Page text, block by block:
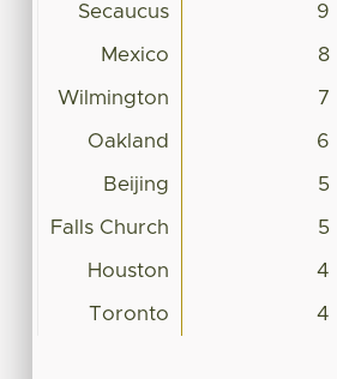
Secaucus 9
Mexico 8
Wilmington 7
Oakland 6
Beijing 5
Falls Church 5
Houston 4
Toronto 4